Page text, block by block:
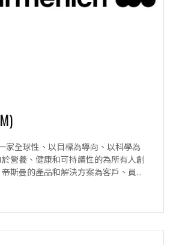
家全球性、以目標為導向、以科學為
營養、健康和可持續性的為所有人創
斯曼的產品和解決方案為客戶、員...